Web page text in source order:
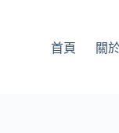
首頁 關